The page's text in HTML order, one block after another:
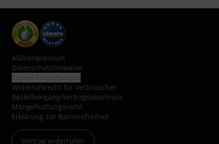
AGB/Impressum
Datenschutzhinweise
Widerrufsrecht für Verbraucher
Bestellvorgang/Vertragsabschluss
Mängelhaftungsrecht
Erklärung zur Barrierefreiheit
Vertrag widerrufen